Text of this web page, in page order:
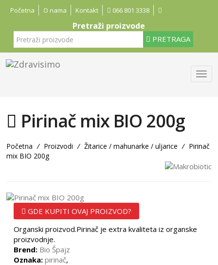
Početna O nama Kontakt 066 801 3338
Pretraži proizvode
PRETRAGA
Pirinač mix BIO 200g
Početna / Proizvodi / Žitarice / mahunarke / uljarice / Pirinač
mix BIO 200g
GDE KUPITI OVAJ PROIZVOD?
Organski proizvod.Pirinač je extra kvaliteta iz organske
proizvodnje.
Brend: Bio Špajz
Oznaka: pirinač,